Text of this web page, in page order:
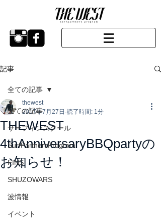
記事
全ての記事
サーフィンスクール
SurfPartnersProgram
FINS
SHUZOWARS
波情報
イベント
全ての記事
THEWEST
4thAnniversaryBBQpartyの
お知らせ！
thewest
2017年7月27日 読了時間: 1分